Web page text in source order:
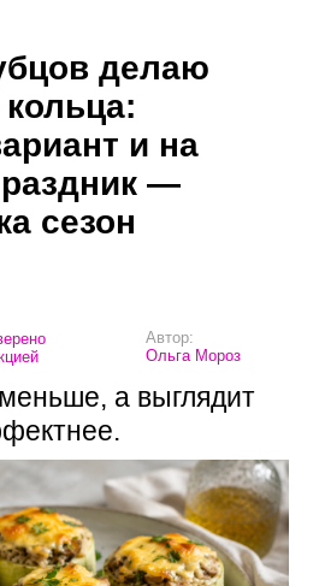
делаю
и на
—
сезон
Автор:
Ольга Мороз
а выглядит